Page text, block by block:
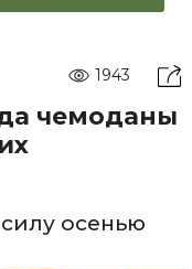
1943
чемоданы
осенью